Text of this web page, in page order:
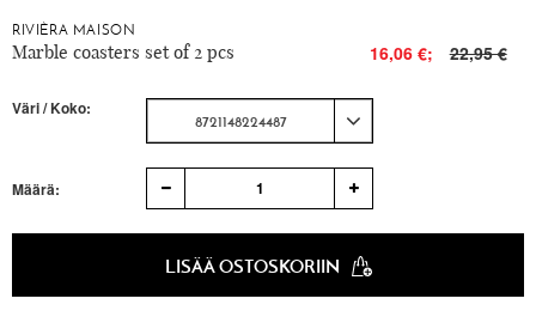
RIVIÈRA MAISON
Marble coasters set of 2 pcs 16,06 €; 22,95 €
Väri / Koko:
8721148224487
Määrä: 1
LISÄÄ OSTOSKORIIN